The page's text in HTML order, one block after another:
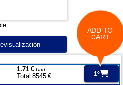
1.71 €Und.
Total 8545 € 1º
ADD TO
CART